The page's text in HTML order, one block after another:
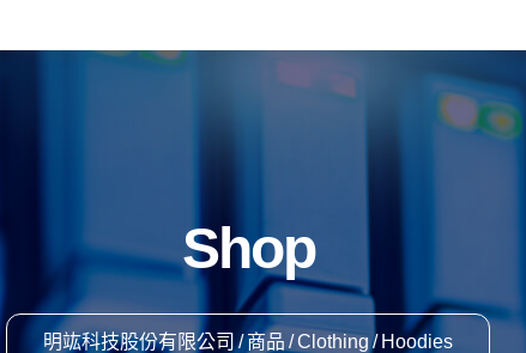
Shop
明竑科技股份有限公司 商品 Clothing Hoodies